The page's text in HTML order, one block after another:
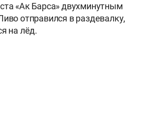
«Ак Барса» двухминутным
отправился в раздевалку,
на лёд.